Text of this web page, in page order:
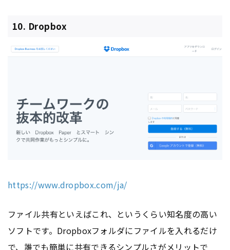
10. Dropbox
https://www.dropbox.com/ja/
ファイル共有といえばこれ、というくらい知名度の高い
ソフトです。Dropboxフォルダにファイルを入れるだけ
で、誰でも簡単に共有できるシンプルさがメリットで